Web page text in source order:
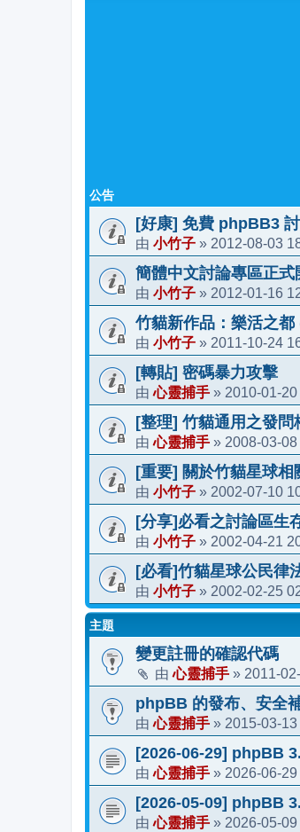
公告
[好康] 免費 phpBB3
由 小竹子 » 2012-08-03
簡體中文討論專區正式
由 小竹子 » 2012-01-16
竹貓新作品：樂活之
由 小竹子 » 2011-10-24
[轉貼] 密碼暴力攻擊
由心靈捕手 » 2010-01-
[整理] 竹貓通用之發問
由心靈捕手 » 2008-03-
[重要] 關於竹貓星球相
由 小竹子 » 2002-07-10
[分享]必看之討論區生
由 小竹子 » 2002-04-21
[必看]竹貓星球公民律
由 小竹子 » 2002-02-25
主題
變更註冊的確認代碼
由心靈捕手 » 2011-
phpBB 的發布、安全
由心靈捕手 » 2015-03-
[2026-06-29] phpBB
由心靈捕手 » 2026-06-
[2026-05-09] phpBB
由心靈捕手 » 2026-05-